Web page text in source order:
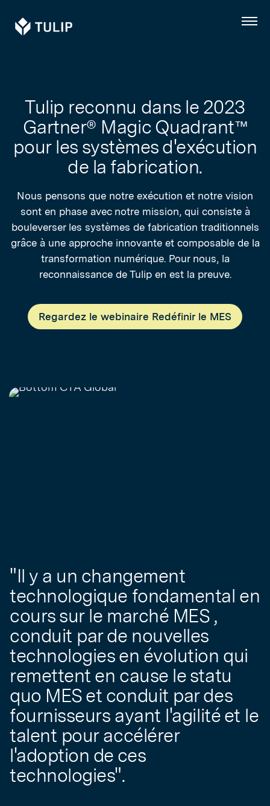
Tulip Menu
Tulip reconnu dans le 2023
Gartner® Magic Quadrant™
pour les systèmes d'exécution
de la fabrication.
Nous pensons que notre exécution et notre vision
sont en phase avec notre mission, qui consiste à
bouleverser les systèmes de fabrication traditionnels
grâce à une approche innovante et composable de la
transformation numérique. Pour nous, la
reconnaissance de Tulip en est la preuve.
Regardez le webinaire Redéfinir le MES
"Il y a un changement
technologique fondamental en
cours sur le marché MES ,
conduit par de nouvelles
technologies en évolution qui
remettent en cause le statu
quo MES et conduit par des
fournisseurs ayant l'agilité et le
talent pour accélérer
l'adoption de ces
technologies".